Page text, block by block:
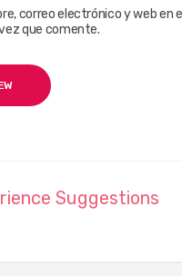
correo electrónico y web en
que comente.
Suggestions